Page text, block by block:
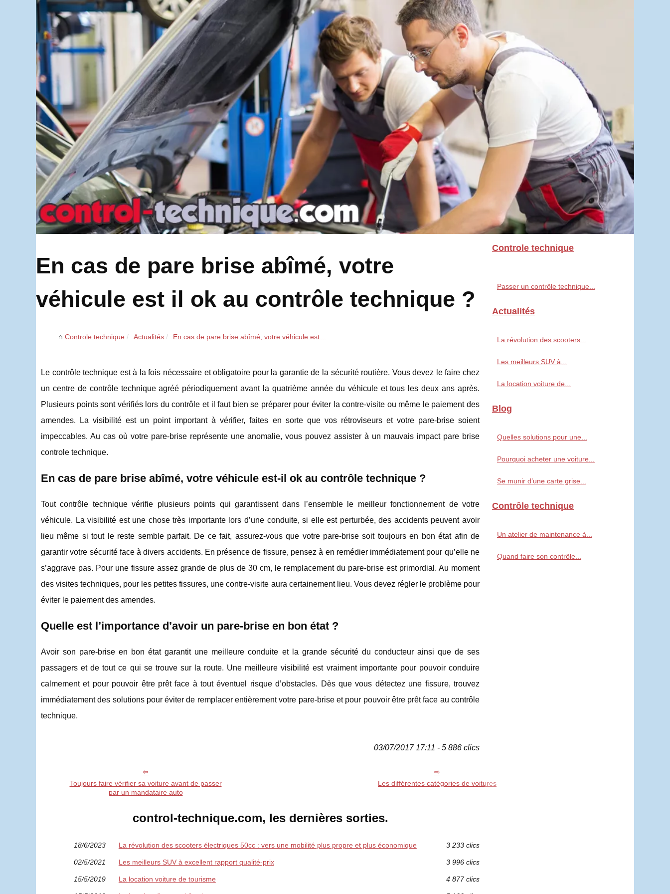
En cas de pare brise abîmé, votre
véhicule est il ok au contrôle technique ?
Controle technique Actualités En cas de pare brise abîmé, votre véhicule est...
Le contrôle technique est à la fois nécessaire et obligatoire pour la garantie de la sécurité routière. Vous devez le faire chez
un centre de contrôle technique agréé périodiquement avant la quatrième année du véhicule et tous les deux ans après.
Plusieurs points sont vérifiés lors du contrôle et il faut bien se préparer pour éviter la contre-visite ou même le paiement des
amendes. La visibilité est un point important à vérifier, faites en sorte que vos rétroviseurs et votre pare-brise soient
impeccables. Au cas où votre pare-brise représente une anomalie, vous pouvez assister à un mauvais impact pare brise
controle technique.
En cas de pare brise abîmé, votre véhicule est-il ok au contrôle technique ?
Tout contrôle technique vérifie plusieurs points qui garantissent dans l’ensemble le meilleur fonctionnement de votre
véhicule. La visibilité est une chose très importante lors d’une conduite, si elle est perturbée, des accidents peuvent avoir
lieu même si tout le reste semble parfait. De ce fait, assurez-vous que votre pare-brise soit toujours en bon état afin de
garantir votre sécurité face à divers accidents. En présence de fissure, pensez à en remédier immédiatement pour qu’elle ne
s’aggrave pas. Pour une fissure assez grande de plus de 30 cm, le remplacement du pare-brise est primordial. Au moment
des visites techniques, pour les petites fissures, une contre-visite aura certainement lieu. Vous devez régler le problème pour
éviter le paiement des amendes.
Quelle est l’importance d’avoir un pare-brise en bon état ?
Avoir son pare-brise en bon état garantit une meilleure conduite et la grande sécurité du conducteur ainsi que de ses
passagers et de tout ce qui se trouve sur la route. Une meilleure visibilité est vraiment importante pour pouvoir conduire
calmement et pour pouvoir être prêt face à tout éventuel risque d’obstacles. Dès que vous détectez une fissure, trouvez
immédiatement des solutions pour éviter de remplacer entièrement votre pare-brise et pour pouvoir être prêt face au contrôle
technique.
03/07/2017 17:11 - 5 886 clics
Toujours faire vérifier sa voiture avant de passer
par un mandataire auto
Les différentes catégories de voitures
control-technique.com, les dernières sorties.
18/6/2023 La révolution des scooters électriques 50cc : vers une mobilité plus propre et plus économique 3 233 clics
02/5/2021 Les meilleurs SUV à excellent rapport qualité-prix 3 996 clics
15/5/2019 La location voiture de tourisme 4 877 clics
Controle technique
Passer un contrôle technique...
Actualités
La révolution des scooters...
Les meilleurs SUV à...
La location voiture de...
Blog
Quelles solutions pour une...
Pourquoi acheter une voiture...
Se munir d’une carte grise...
Contrôle technique
Un atelier de maintenance à...
Quand faire son contrôle...